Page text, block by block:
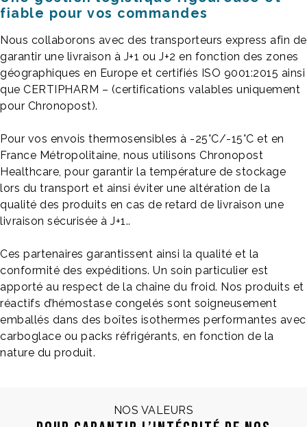
fiable pour vos commandes
Nous collaborons avec des transporteurs express afin de
garantir une livraison à J+1 ou J+2 en fonction des zones
géographiques en Europe et certifiés ISO 9001:2015 ainsi
que CERTIPHARM – (certifications valables uniquement
pour Chronopost).
Pour vos envois thermosensibles à -25°C/-15°C et en
France Métropolitaine, nous utilisons Chronopost
Healthcare, pour garantir la température de stockage
lors du transport et ainsi éviter une altération de la
qualité des produits en cas de retard de livraison une
livraison sécurisée à J+1..
Ces partenaires garantissent ainsi la qualité et la
conformité des expéditions. Un soin particulier est
apporté au respect de la chaîne du froid. Nos produits et
réactifs d’hémostase congelés sont soigneusement
emballés dans des boîtes isothermes performantes avec
carboglace ou packs réfrigérants, en fonction de la
nature du produit.
NOS VALEURS